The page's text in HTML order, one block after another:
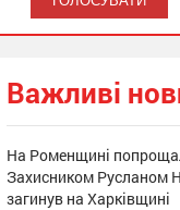
Важливі
На Роменщині
Захисником Русланом
загинув на Харківщині